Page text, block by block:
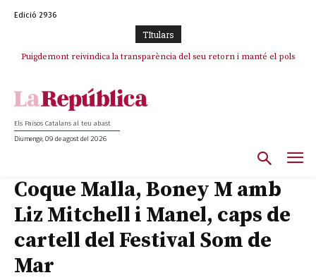
Edició 2936
TItulars
Puigdemont reivindica la transparència del seu retorn i manté el pols
Els Països Catalans al teu abast
Diumenge, 09 de agost del 2026
Coque Malla, Boney M amb
Liz Mitchell i Manel, caps de
cartell del Festival Som de
Mar